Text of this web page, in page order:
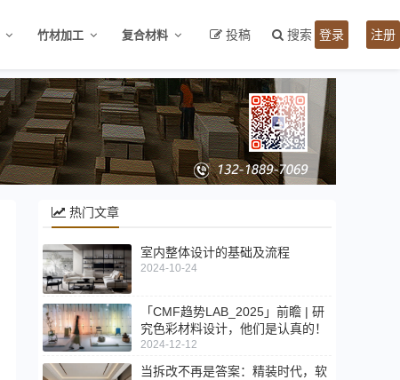
竹材加工 复合材料 投稿 搜索 登录 注册
热门文章
室内整体设计的基础及流程
2024-10-24
「CMF趋势LAB_2025」前瞻 | 研
究色彩材料设计，他们是认真的！
2024-12-12
当拆改不再是答案：精装时代，软